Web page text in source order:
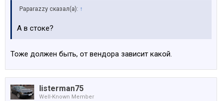
Paparazzy сказал(а): ↑
А в стоке?
Тоже должен быть, от вендора зависит какой.
listerman75
Well-Known Member